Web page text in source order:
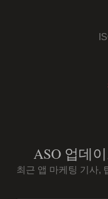
ASO 업데
최근 앱 마케팅 기사,